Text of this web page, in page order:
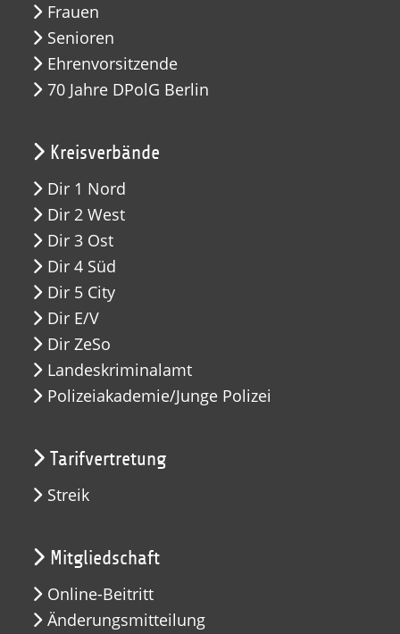
Frauen
Senioren
Ehrenvorsitzende
70 Jahre DPolG Berlin
Kreisverbände
Dir 1 Nord
Dir 2 West
Dir 3 Ost
Dir 4 Süd
Dir 5 City
Dir E/V
Dir ZeSo
Landeskriminalamt
Polizeiakademie/Junge Polizei
Tarifvertretung
Streik
Mitgliedschaft
Online-Beitritt
Änderungsmitteilung